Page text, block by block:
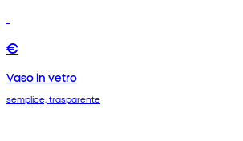
€
Vaso in vetro
semplice, trasparente